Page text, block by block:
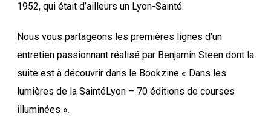
1952, qui était d’ailleurs un Lyon-Sainté.
Nous vous partageons les premières lignes d’un
entretien passionnant réalisé par Benjamin Steen dont la
suite est à découvrir dans le Bookzine « Dans les
lumières de la SaintéLyon – 70 éditions de courses
illuminées ».